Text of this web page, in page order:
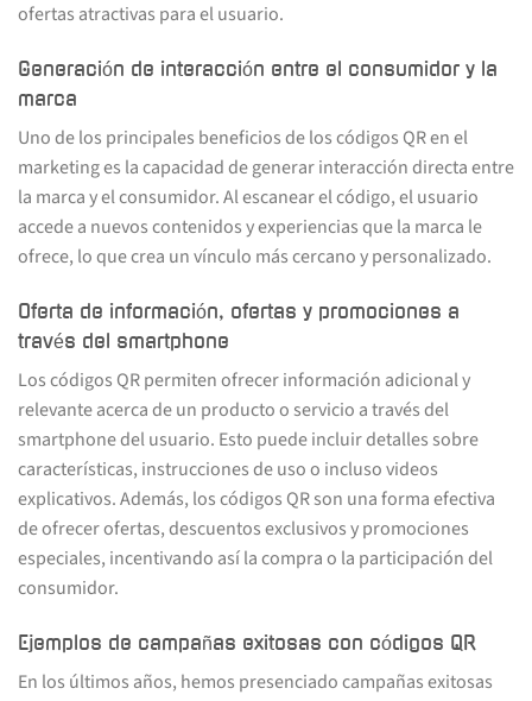
ofertas atractivas para el usuario.
Generación de interacción entre el consumidor y la
marca
Uno de los principales beneficios de los códigos QR en el
marketing es la capacidad de generar interacción directa entre
la marca y el consumidor. Al escanear el código, el usuario
accede a nuevos contenidos y experiencias que la marca le
ofrece, lo que crea un vínculo más cercano y personalizado.
Oferta de información, ofertas y promociones a
través del smartphone
Los códigos QR permiten ofrecer información adicional y
relevante acerca de un producto o servicio a través del
smartphone del usuario. Esto puede incluir detalles sobre
características, instrucciones de uso o incluso videos
explicativos. Además, los códigos QR son una forma efectiva
de ofrecer ofertas, descuentos exclusivos y promociones
especiales, incentivando así la compra o la participación del
consumidor.
Ejemplos de campañas exitosas con códigos QR
En los últimos años, hemos presenciado campañas exitosas